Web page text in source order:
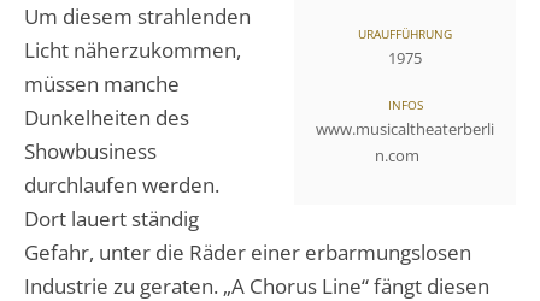
URAUFFÜHRUNG
1975
INFOS
www.musicaltheaterberli
n.com
Um diesem strahlenden
Licht näherzukommen,
müssen manche
Dunkelheiten des
Showbusiness
durchlaufen werden.
Dort lauert ständig
Gefahr, unter die Räder einer erbarmungslosen
Industrie zu geraten. „A Chorus Line“ fängt diesen